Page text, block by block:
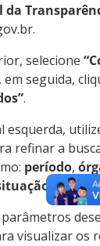
da
selecione
em seguida,
.
esquerda,
refinar a
período,
, entre
visualizar os